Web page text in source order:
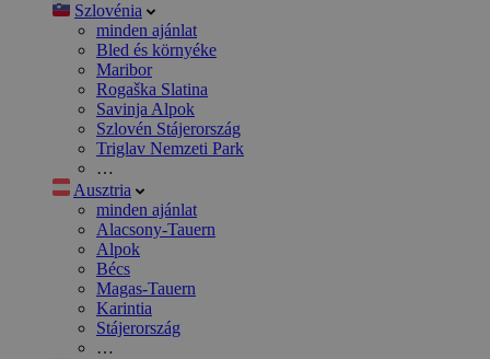
Szlovénia
minden ajánlat
Bled és környéke
Maribor
Rogaška Slatina
Savinja Alpok
Szlovén Stájerország
Triglav Nemzeti Park
…
Ausztria
minden ajánlat
Alacsony-Tauern
Alpok
Bécs
Magas-Tauern
Karintia
Stájerország
…